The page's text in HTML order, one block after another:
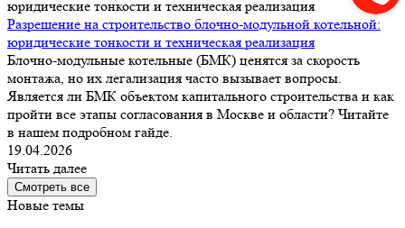
Разрешение на строительство блочно-модульной котельной:
юридические тонкости и техническая реализация
Блочно-модульные котельные (БМК) ценятся за скорость
монтажа, но их легализация часто вызывает вопросы.
Является ли БМК объектом капитального строительства и как
пройти все этапы согласования в Москве и области? Читайте
в нашем подробном гайде.
19.04.2026
Читать далее
Смотреть все
Новые темы